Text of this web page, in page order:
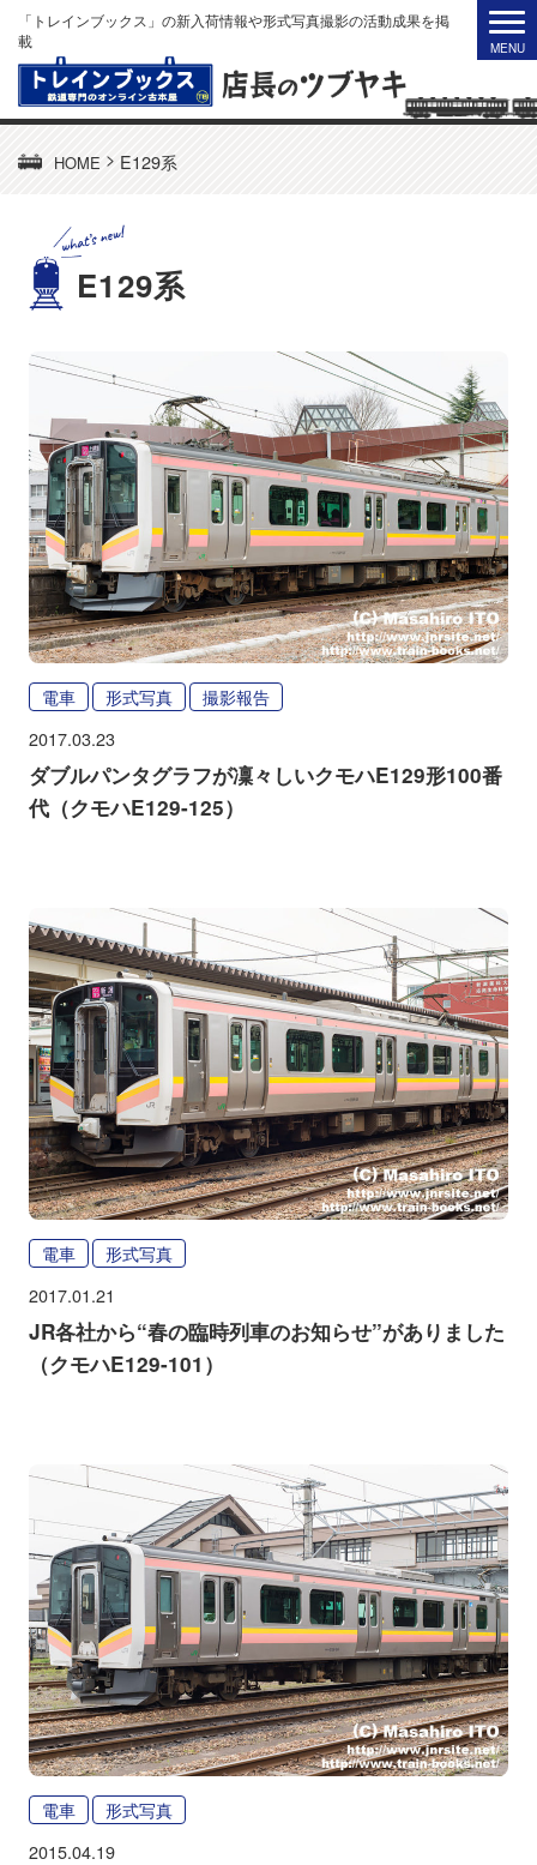
「トレインブックス」の新入荷情報や形式写真撮影の活動成果を掲
載
HOME > E129系
E129系
電車 形式写真 撮影報告
2017.03.23
ダブルパンタグラフが凜々しいクモハE129形100番
代（クモハE129-125）
電車 形式写真
2017.01.21
JR各社から“春の臨時列車のお知らせ”がありました
（クモハE129-101）
電車 形式写真
2015.04.19